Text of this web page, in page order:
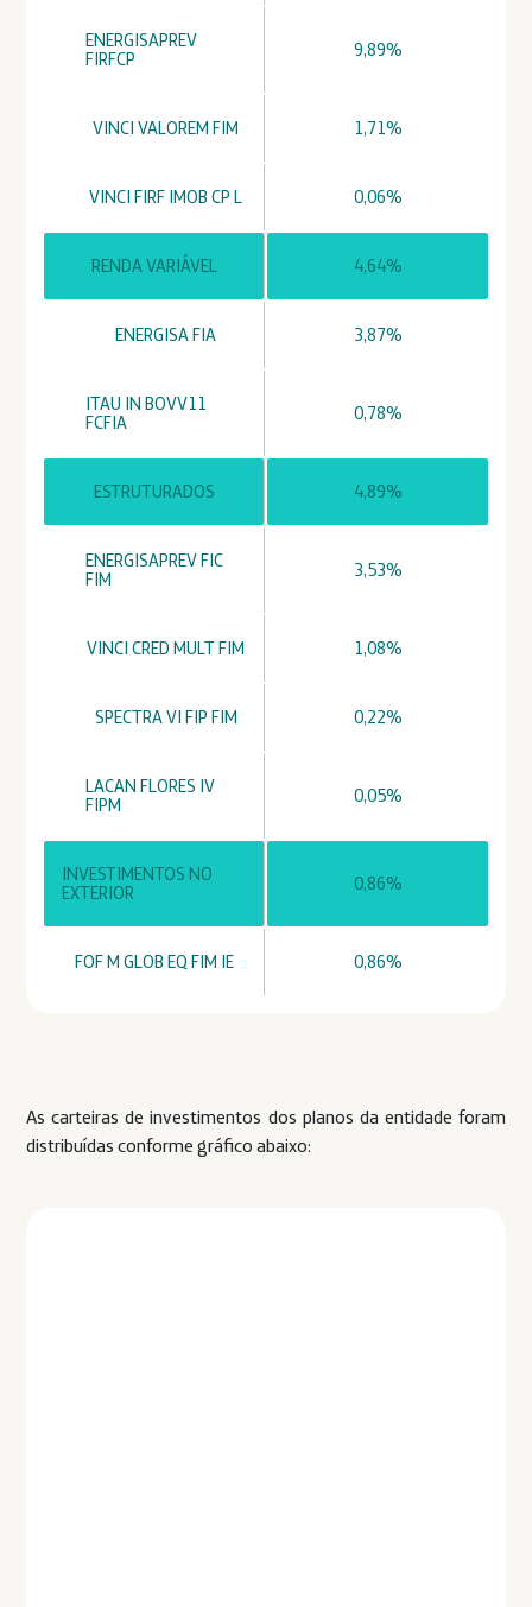
ENERGISAPREV
FIRFCP
9,89%
VINCI VALOREM FIM 1,71%
VINCI FIRF IMOB CP L 0,06%
RENDA VARIÁVEL 4,64%
ENERGISA FIA 3,87%
ITAU IN BOVV11
FCFIA
0,78%
ESTRUTURADOS 4,89%
ENERGISAPREV FIC
FIM
3,53%
VINCI CRED MULT FIM 1,08%
SPECTRA VI FIP FIM 0,22%
LACAN FLORES IV
FIPM
0,05%
INVESTIMENTOS NO
EXTERIOR
0,86%
FOF M GLOB EQ FIM IE 0,86%
As carteiras de investimentos dos planos da entidade foram
distribuídas conforme gráfico abaixo: